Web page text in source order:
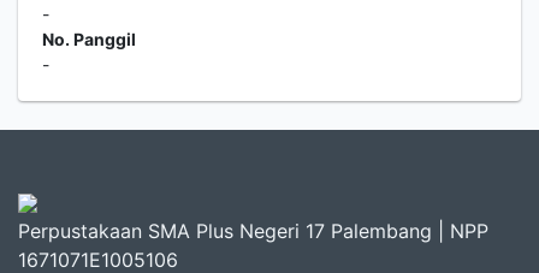
-
No. Panggil
-
Perpustakaan SMA Plus Negeri 17 Palembang | NPP
1671071E1005106